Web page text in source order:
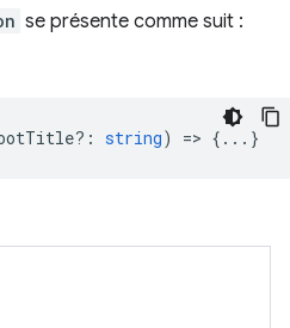
se présente comme suit :
: string) => {...}